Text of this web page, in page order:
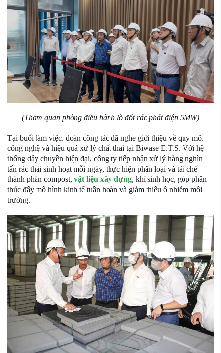
(Tham quan phòng điều hành lò đốt rác phát điện 5MW)
Tại buổi làm việc, đoàn công tác đã nghe giới thiệu về quy mô,
công nghệ và hiệu quả xử lý chất thải tại Biwase E.T.S. Với hệ
thống dây chuyền hiện đại, công ty tiếp nhận xử lý hàng nghìn
tấn rác thải sinh hoạt mỗi ngày, thực hiện phân loại và tái chế
thành phân compost, vật liệu xây dựng, khí sinh học, góp phần
thúc đẩy mô hình kinh tế tuần hoàn và giảm thiểu ô nhiễm môi
trường.